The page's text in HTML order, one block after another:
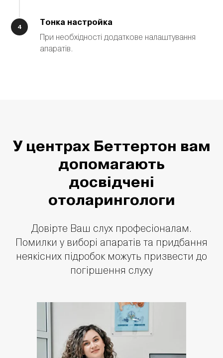
Тонка настройка
При необхідності додаткове налаштування
апаратів.
У центрах Беттертон вам
допомагають
досвідчені
отоларингологи
Довірте Ваш слух професіоналам.
Помилки у виборі апаратів та придбання
неякісних підробок можуть призвести до
погіршення слуху